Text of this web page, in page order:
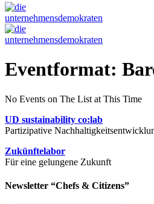
Eventformat:
No Events on The List at This Time
UD sustainability co:lab
Partizipative
Zukünftelabor
Für eine gelungene Zukunft
Newsletter “Chefs & Citizens”